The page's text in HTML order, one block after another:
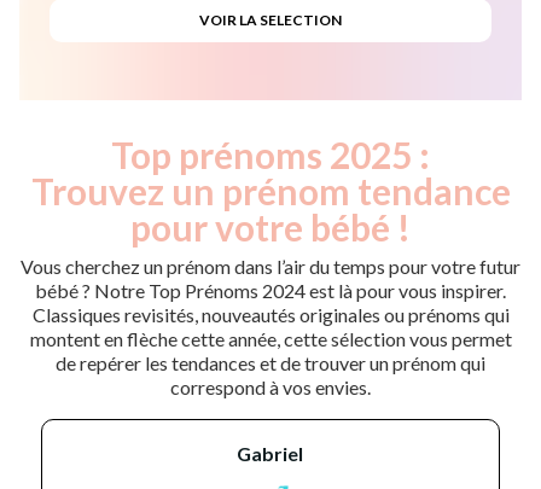
Top prénoms 2025 :
Trouvez un prénom tendance
pour votre bébé !
Vous cherchez un prénom dans l’air du temps pour votre futur
bébé ? Notre Top Prénoms 2024 est là pour vous inspirer.
Classiques revisités, nouveautés originales ou prénoms qui
montent en flèche cette année, cette sélection vous permet
de repérer les tendances et de trouver un prénom qui
correspond à vos envies.
gabriel